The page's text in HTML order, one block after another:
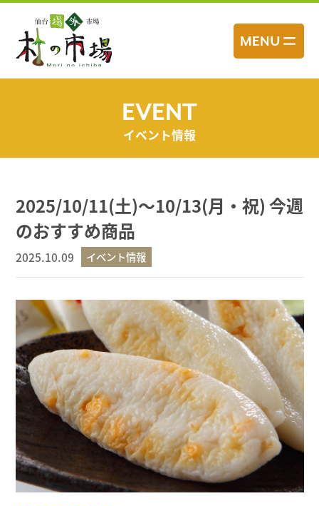
ッ
MENU
EVENT
イベント情報
2025/10/11(土)～10/13(月・祝) 今週
のおすすめ商品
2025.10.09 イベント情報